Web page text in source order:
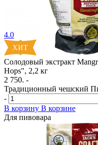
4.0
Солодовый экстракт
Hops", 2,2 кг
2 750. -
Традиционный чешский
-
В корзину В корзине
Для пивовара